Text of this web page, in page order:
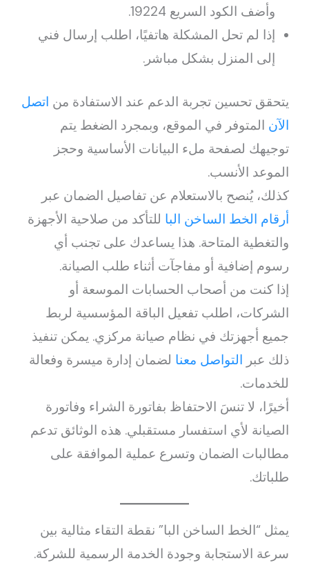
وأضف الكود السريع 19224.
إذا لم تحل المشكلة هاتفيًا، اطلب إرسال فني
إلى المنزل بشكل مباشر.
يتحقق تحسين تجربة الدعم عند الاستفادة من اتصل
الآن المتوفر في الموقع، وبمجرد الضغط يتم
توجيهك لصفحة ملء البيانات الأساسية وحجز
الموعد الأنسب.
كذلك، يُنصح بالاستعلام عن تفاصيل الضمان عبر
أرقام الخط الساخن البا للتأكد من صلاحية الأجهزة
والتغطية المتاحة. هذا يساعدك على تجنب أي
رسوم إضافية أو مفاجآت أثناء طلب الصيانة.
إذا كنت من أصحاب الحسابات الموسعة أو
الشركات، اطلب تفعيل الباقة المؤسسية لربط
جميع أجهزتك في نظام صيانة مركزي. يمكن تنفيذ
ذلك عبر التواصل معنا لضمان إدارة ميسرة وفعالة
للخدمات.
أخيرًا، لا تنسَ الاحتفاظ بفاتورة الشراء وفاتورة
الصيانة لأي استفسار مستقبلي. هذه الوثائق تدعم
مطالبات الضمان وتسرع عملية الموافقة على
طلباتك.
يمثل “الخط الساخن البا” نقطة التقاء مثالية بين
سرعة الاستجابة وجودة الخدمة الرسمية للشركة.